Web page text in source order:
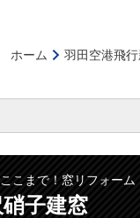
ホーム 羽田空港飛
こまで！窓リフォーム
子建窓